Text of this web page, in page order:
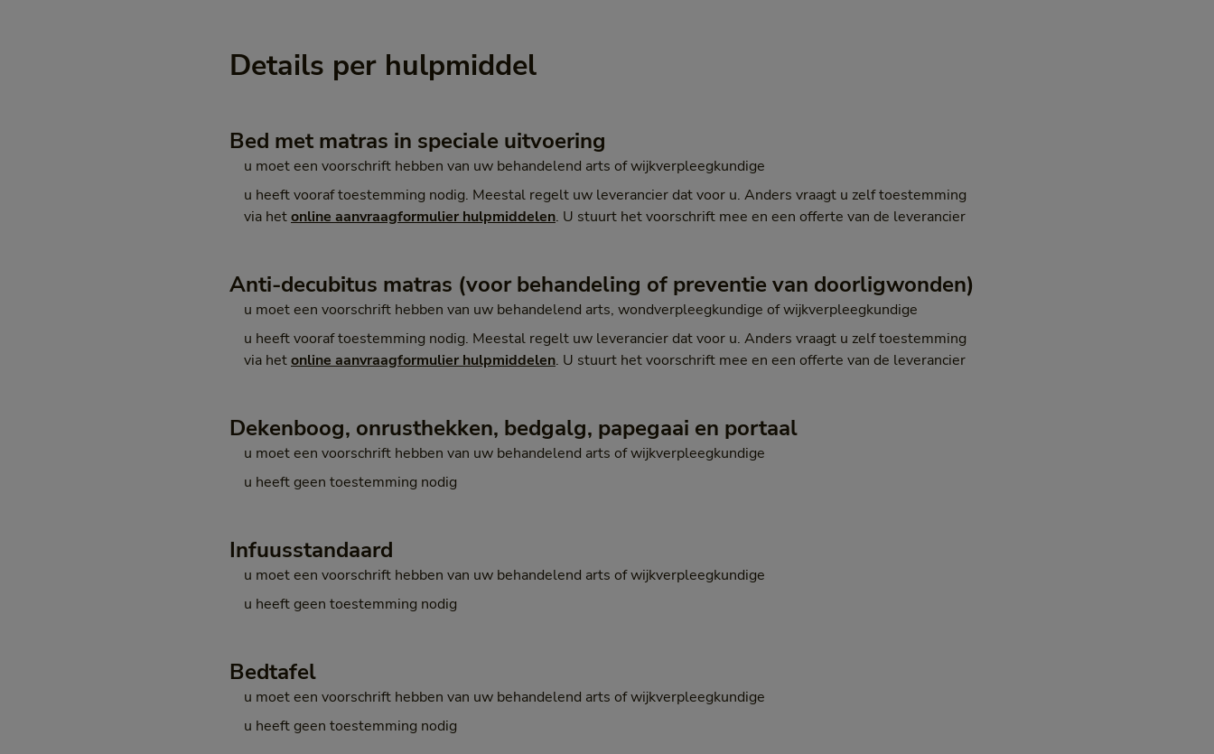
Details per hulpmiddel
Bed met matras in speciale uitvoering
u moet een voorschrift hebben van uw behandelend arts of wijkverpleegkundige
u heeft vooraf toestemming nodig. Meestal regelt uw leverancier dat voor u. Anders vraagt u zelf toestemming
via hetonline aanvraagformulier hulpmiddelen. U stuurt het voorschrift mee en een offerte van de leverancier
Anti-decubitus matras (voor behandeling of preventie van doorligwonden)
u moet een voorschrift hebben van uw behandelend arts, wondverpleegkundige of wijkverpleegkundige
u heeft vooraf toestemming nodig. Meestal regelt uw leverancier dat voor u. Anders vraagt u zelf toestemming
via hetonline aanvraagformulier hulpmiddelen. U stuurt het voorschrift mee en een offerte van de leverancier
Dekenboog, onrusthekken, bedgalg, papegaai en portaal
u moet een voorschrift hebben van uw behandelend arts of wijkverpleegkundige
u heeft geen toestemming nodig
Infuusstandaard
u moet een voorschrift hebben van uw behandelend arts of wijkverpleegkundige
u heeft geen toestemming nodig
Bedtafel
u moet een voorschrift hebben van uw behandelend arts of wijkverpleegkundige
u heeft geen toestemming nodig